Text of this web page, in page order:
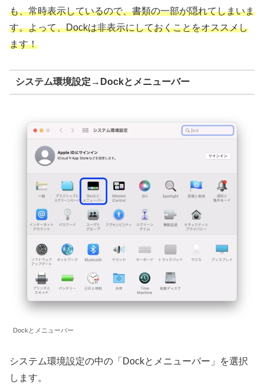
も、常時表示しているので、書類の一部が隠れてしまいま
す。よって、Dockは非表示にしておくことをオススメし
ます！
システム環境設定→Dockとメニューバー
Dockとメニューバー
システム環境設定の中の「Dockとメニューバー」を選択
します。